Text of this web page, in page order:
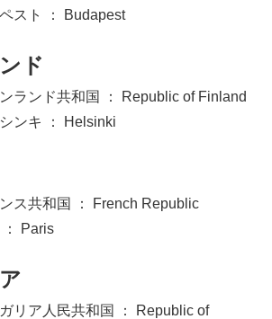
スト ： Budapest
ド
ンランド共和国 ： Republic of Finland
ンキ ： Helsinki
ンス共和国 ： French Republic
： Paris
ガリア人民共和国 ： Republic of